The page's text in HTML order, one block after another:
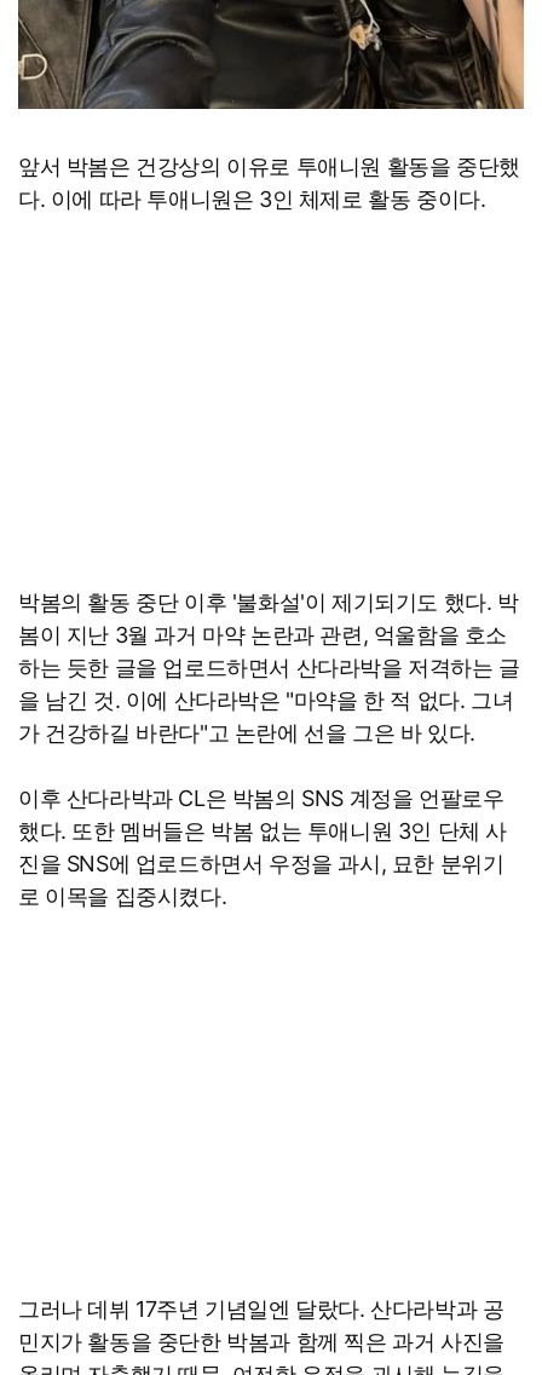
앞서 박봄은 건강상의 이유로 투애니원 활동을 중단했
다. 이에 따라 투애니원은 3인 체제로 활동 중이다.
박봄의 활동 중단 이후 '불화설'이 제기되기도 했다. 박
봄이 지난 3월 과거 마약 논란과 관련, 억울함을 호소
하는 듯한 글을 업로드하면서 산다라박을 저격하는 글
을 남긴 것. 이에 산다라박은 "마약을 한 적 없다. 그녀
가 건강하길 바란다"고 논란에 선을 그은 바 있다.
이후 산다라박과 CL은 박봄의 SNS 계정을 언팔로우
했다. 또한 멤버들은 박봄 없는 투애니원 3인 단체 사
진을 SNS에 업로드하면서 우정을 과시, 묘한 분위기
로 이목을 집중시켰다.
그러나 데뷔 17주년 기념일엔 달랐다. 산다라박과 공
민지가 활동을 중단한 박봄과 함께 찍은 과거 사진을